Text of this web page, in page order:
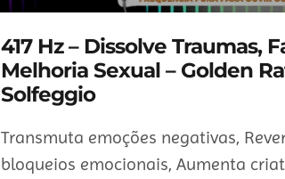
417 Hz – Dissolve Traumas,
Melhoria Sexual – Golden
Solfeggio
Transmuta emoções negativas,
bloqueios emocionais, Aumenta